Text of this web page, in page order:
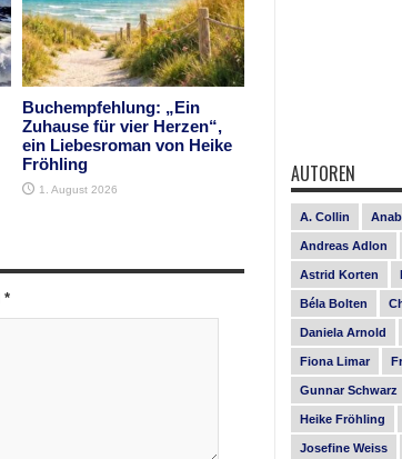
Buchempfehlung: „Ein
Zuhause für vier Herzen“,
ein Liebesroman von Heike
Fröhling
1. August 2026
*
AUTOREN
A. Collin
Andreas Adlon
Astrid Korten
Béla Bolten
Daniela Arnold
Fiona Limar
Gunnar Schwarz
Heike Fröhling
Josefine Weiss